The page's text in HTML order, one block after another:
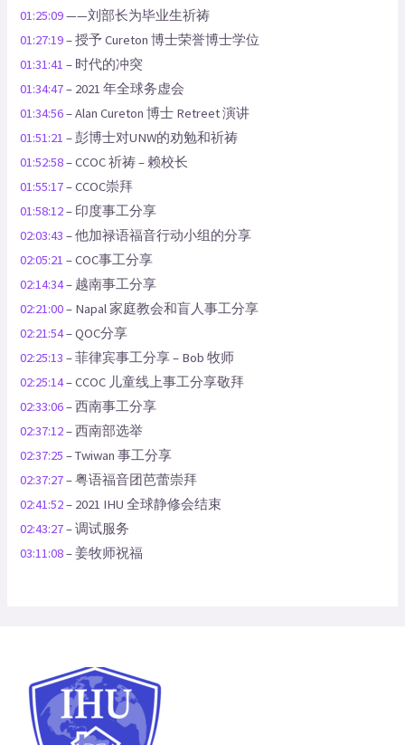
01:25:09——刘部长为毕业生祈祷
01:27:19– 授予 Cureton 博士荣誉博士学位
01:31:41 – 时代的冲突
01:34:47– 2021 年全球务虚会
01:34:56– Alan Cureton 博士 Retreet 演讲
01:51:21 – 彭博士对UNW的劝勉和祈祷
01:52:58– CCOC 祈祷 – 赖校长
01:55:17– CCOC崇拜
01:58:12– 印度事工分享
02:03:43 – 他加禄语福音行动小组的分享
02:05:21 – COC事工分享
02:14:34– 越南事工分享
02:21:00– Napal 家庭教会和盲人事工分享
02:21:54– QOC分享
02:25:13 – 菲律宾事工分享 – Bob 牧师
02:25:14– CCOC 儿童线上事工分享敬拜
02:33:06– 西南事工分享
02:37:12– 西南部选举
02:37:25 – Twiwan 事工分享
02:37:27– 粤语福音团芭蕾崇拜
02:41:52– 2021 IHU 全球静修会结束
02:43:27– 调试服务
03:11:08– 姜牧师祝福